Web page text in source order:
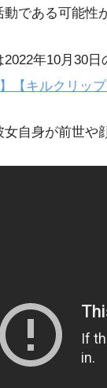
である可能性
2022年10月30日
【キルクリップ
女自身が前世や